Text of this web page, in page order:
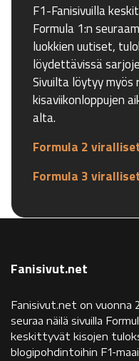
F1-Fanisivuilla
Formula 1:n
luokkien uutiset,
löydettävissä
Sivuilta löytyy myös
kisaviikonloppujen
alta.
Formula 2
Formula 3
Fanisivut.net
Fanisivut.net on
seuraa näilä sivuilla
keskittyvät kisojen
blogipohdintoihin F1-